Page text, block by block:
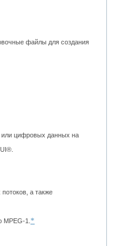
файлы для создания
или цифровых данных на
а также
1. *